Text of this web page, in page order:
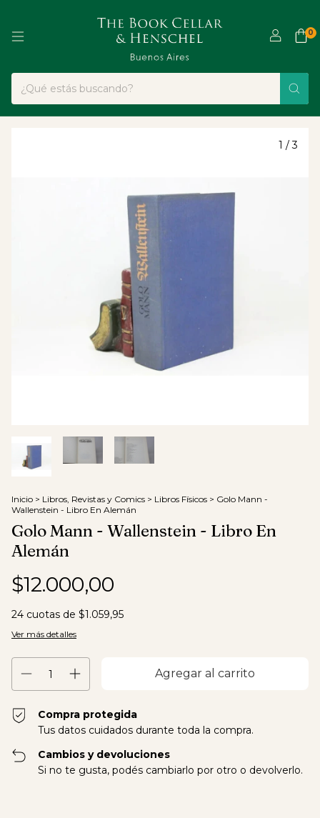
0
1 /3
Inicio > Libros, Revistas y Comics > Libros Físicos > Golo Mann -
Wallenstein - Libro En Alemán
Golo Mann - Wallenstein - Libro En
Alemán
$12.000,00
24 cuotas de $1.059,95
Ver más detalles
Compra protegida
Tus datos cuidados durante toda la compra.
Cambios y devoluciones
Si no te gusta, podés cambiarlo por otro o devolverlo.